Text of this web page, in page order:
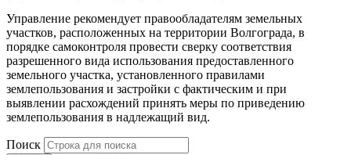
Управление рекомендует правообладателям земельных
участков, расположенных на территории Волгограда, в
порядке самоконтроля провести сверку соответствия
разрешенного вида использования предоставленного
земельного участка, установленного правилами
землепользования и застройки с фактическим и при
выявлении расхождений принять меры по приведению
землепользования в надлежащий вид.
Поиск